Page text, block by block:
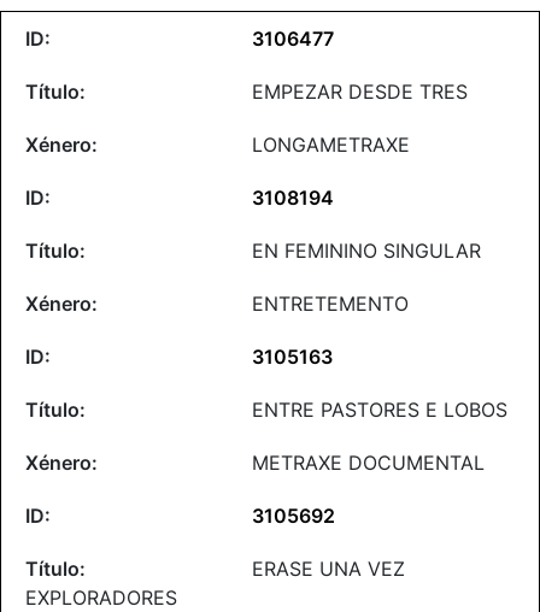
3106477
EMPEZAR DESDE TRES
LONGAMETRAXE
3108194
EN FEMININO SINGULAR
ENTRETEMENTO
3105163
ENTRE PASTORES E LOBOS
METRAXE DOCUMENTAL
3105692
ERASE UNA VEZ
EXPLORADORES